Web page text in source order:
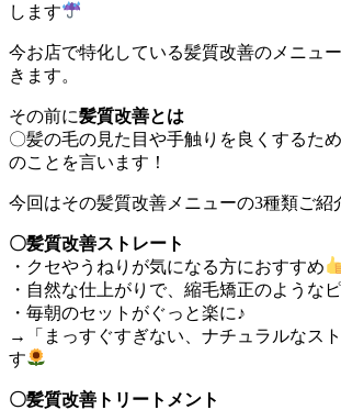
します
今お店で特化している髪質改善のメニュ
きます。
その前に髪質改善とは
〇髪の毛の見た目や手触りを良くするた
のことを言います！
今回はその髪質改善メニューの3種類ご紹
〇髪質改善ストレート
・クセやうねりが気になる方におすすめ
・自然な仕上がりで、縮毛矯正のような
・毎朝のセットがぐっと楽に♪
→「まっすぐすぎない、ナチュラルなス
す
〇髪質改善トリートメント